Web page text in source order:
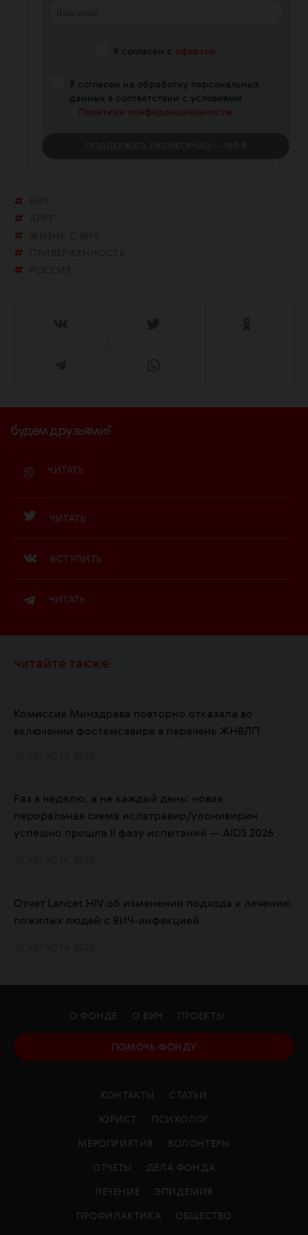
Я согласен с офертой
Я согласен на обработку персональных
данных в соответствии с условиями
Политики конфиденциальности
будем друзьями?
ЧИТАТЬ
ЧИТАТЬ
ВСТУПИТЬ
ЧИТАТЬ
читайте также
Комиссия Минздрава повторно отказала во
включении фостемсавира в перечень ЖНВЛП
Раз в неделю, а не каждый день: новая
пероральная схема ислатравир/улонивирин
успешно прошла II фазу испытаний — AIDS 2026
Отчет Lancet HIV об изменении подхода к лечению
пожилых людей с ВИЧ-инфекцией
О ФОНДЕ О ВИЧ ПРОЕКТЫ
ПОМОЧЬ ФОНДУ
КОНТАКТЫ СТАТЬИ
ЮРИСТ ПСИХОЛОГ
МЕРОПРИЯТИЯ ВОЛОНТЕРЫ
ОТЧЕТЫ ДЕЛА ФОНДА
ЛЕЧЕНИЕ ЭПИДЕМИЯ
ПРОФИЛАКТИКА ОБЩЕСТВО